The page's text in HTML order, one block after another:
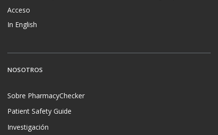
Acceso
In English
NOSOTROS
Sobre PharmacyChecker
Patient Safety Guide
Investigación